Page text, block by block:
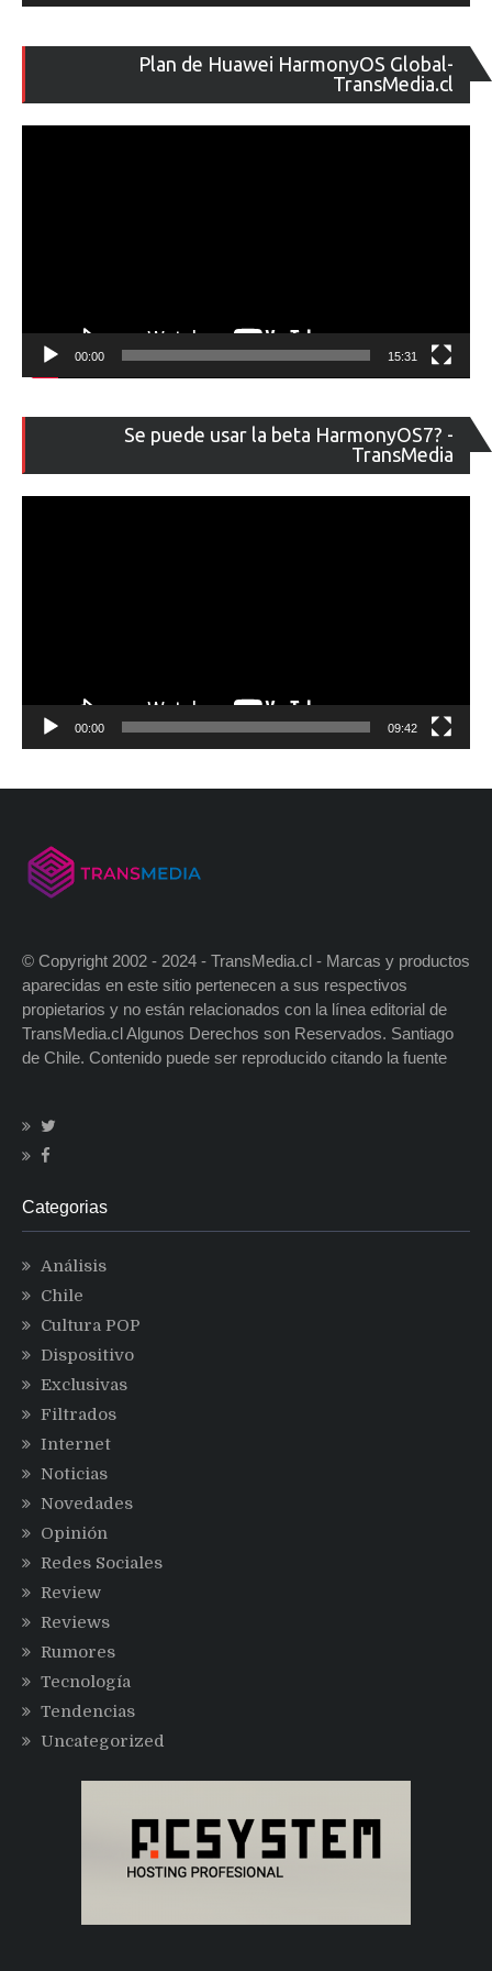
Plan de Huawei HarmonyOS Global-
TransMedia.cl
de
00:00 15:31
Se puede usar la beta HarmonyOS7? -
TransMedia
de
00:00 09:42
© Copyright 2002 - 2024 - TransMedia.cl - Marcas y productos
aparecidas en este sitio pertenecen a sus respectivos
propietarios y no están relacionados con la línea editorial de
TransMedia.cl Algunos Derechos son Reservados. Santiago
de Chile. Contenido puede ser reproducido citando la fuente
Categorias
Análisis
Chile
Cultura POP
Dispositivo
Exclusivas
Filtrados
Internet
Noticias
Novedades
Opinión
Redes Sociales
Review
Reviews
Rumores
Tecnología
Tendencias
Uncategorized